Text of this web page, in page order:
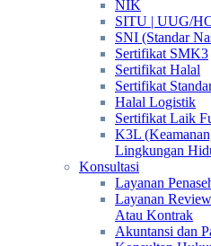
NIK
SITU | UUG/
SNI (Standar
Sertifikat SMK3
Sertifikat Halal
Sertifikat
Halal Logistik
Sertifikat Laik
K3L
Lingkungan
Konsultasi
Layanan
Layanan
Atau Kontrak
Akuntansi dan